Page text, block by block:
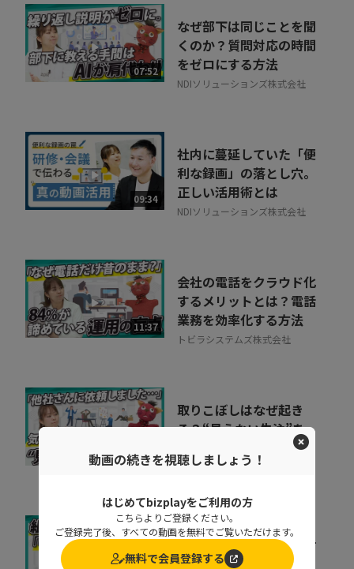
07:52
なぜ部下は同じことを聞
くのか？質問対応の時間
をゼロにする方法
NDIソリューションズ株式会社
09:34
社内に蔓延していた「便
利な録画」の落とし穴。
正しい活用術とは
NDIソリューションズ株式会社
11:37
会社の電話をクラウド化
するメリットとは？電話
業務を効率化する方法
トビラシステムズ株式会社
07:20
取りこぼしはなぜ起き
る？“見えない失注”を
防ぐ営業の仕組み改革
株式会社シャノン
キャリア迷子を防ぐ！組
織をあげた「リスキリン
動画の続きを視聴しましょう！
はじめてbizplayをご利用の方
こちらよりご登録ください。
ご登録完了後、すべての動画を無料でご覧いただけます。
無料で会員登録する